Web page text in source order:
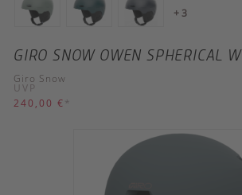
+ 3
GIRO SNOW OWEN SPHERICAL W
Giro Snow
UVP
240,00 € *